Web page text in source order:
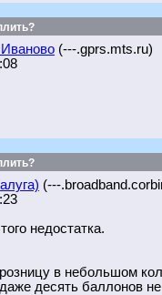
(---.gprs.mts.ru)
(---
недостатка.
в небольшом
десять баллонов